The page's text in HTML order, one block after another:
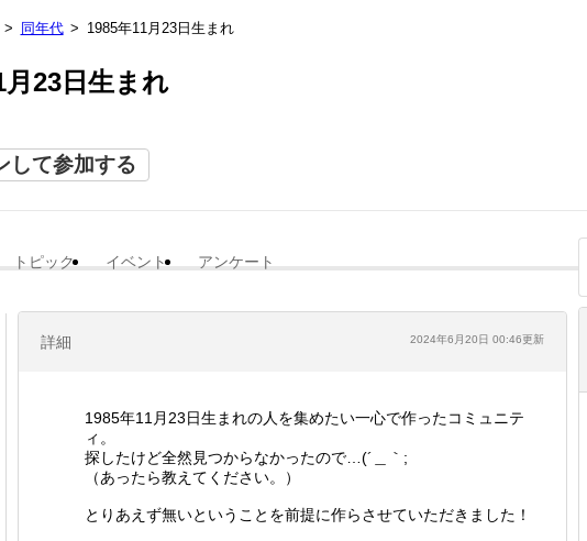
同年代 1985年11月23日生まれ
月23日生まれ
して参加する
トピック イベント アンケート
詳細 2024年6月20日 00:46更新
1985年11月23日生まれの人を集めたい一心で作ったコミュニテ
ィ。
探したけど全然見つからなかったので…(´＿｀;
（あったら教えてください。）
とりあえず無いということを前提に作らさせていただきました！